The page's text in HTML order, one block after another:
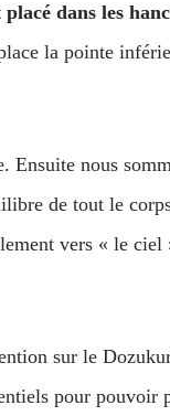
dans les
la pointe
nous
de tout le
vers « le
sur le
pour pouvoir